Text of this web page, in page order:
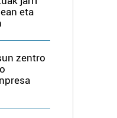
eta
zentro